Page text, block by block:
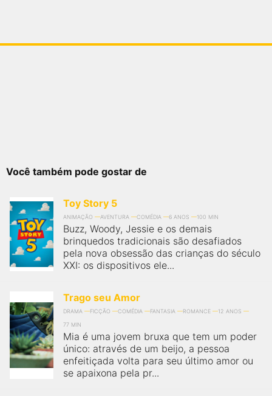
Você também pode gostar de
Toy Story 5
ANIMAÇÃO AVENTURA COMÉDIA 6 ANOS 100 MIN
Buzz, Woody, Jessie e os demais
brinquedos tradicionais são desafiados
pela nova obsessão das crianças do século
XXI: os dispositivos ele...
Trago seu Amor
DRAMA FICÇÃO COMÉDIA FANTASIA ROMANCE
12 ANOS
77 MIN
Mia é uma jovem bruxa que tem um poder
único: através de um beijo, a pessoa
enfeitiçada volta para seu último amor ou
se apaixona pela pr...